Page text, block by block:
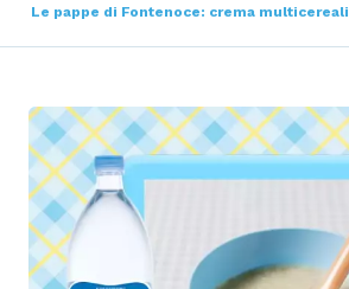
Le pappe di Fontenoce: crema multicereali